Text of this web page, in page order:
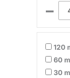
–
120
60
30